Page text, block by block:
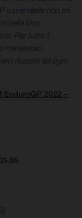
e prenderle non mi
nella loro
Per tutto il
me stesso,
riuscito ad ogni
EnduroGP 2022 –